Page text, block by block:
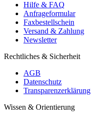
Hilfe & FAQ
Anfrageformular
Faxbestellschein
Versand & Zahlung
Newsletter
Rechtliches & Sicherheit
AGB
Datenschutz
Transparenzerklärung
Wissen & Orientierung